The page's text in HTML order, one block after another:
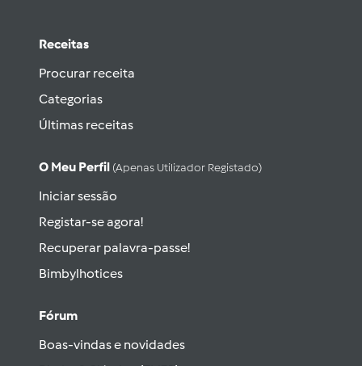
Receitas
Procurar receita
Categorias
Últimas receitas
O Meu Perfil (apenas Utilizador Registado)
Iniciar sessão
Registar-se agora!
Recuperar palavra-passe!
Bimbylhotices
Fórum
Boas-vindas e novidades